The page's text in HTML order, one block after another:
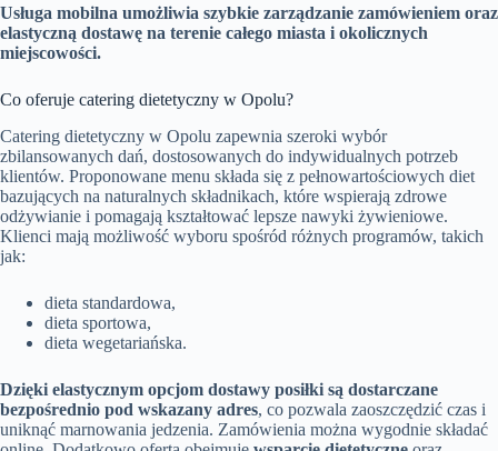
Usługa mobilna umożliwia szybkie zarządzanie zamówieniem oraz
elastyczną dostawę na terenie całego miasta i okolicznych
miejscowości.
Co oferuje catering dietetyczny w Opolu?
Catering dietetyczny w Opolu zapewnia szeroki wybór
zbilansowanych dań, dostosowanych do indywidualnych potrzeb
klientów. Proponowane menu składa się z pełnowartościowych diet
bazujących na naturalnych składnikach, które wspierają zdrowe
odżywianie i pomagają kształtować lepsze nawyki żywieniowe.
Klienci mają możliwość wyboru spośród różnych programów, takich
jak:
dieta standardowa,
dieta sportowa,
dieta wegetariańska.
Dzięki elastycznym opcjom dostawy posiłki są dostarczane
bezpośrednio pod wskazany adres, co pozwala zaoszczędzić czas i
uniknąć marnowania jedzenia. Zamówienia można wygodnie składać